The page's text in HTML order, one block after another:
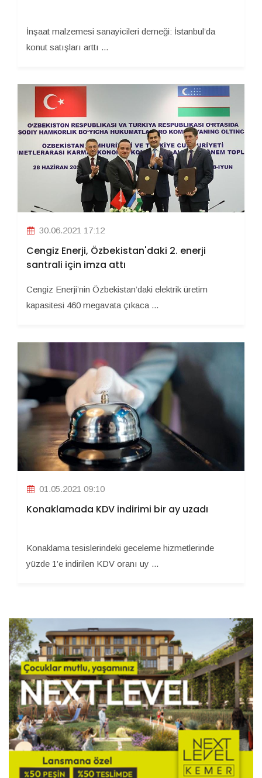
İnşaat malzemesi sanayicileri derneği: İstanbul’da
konut satışları arttı ...
30.06.2021 17:12
Cengiz Enerji, Özbekistan'daki 2. enerji
santrali için imza attı
Cengiz Enerji’nin Özbekistan’daki elektrik üretim
kapasitesi 460 megavata çıkaca ...
01.05.2021 09:10
Konaklamada KDV indirimi bir ay uzadı
Konaklama tesislerindeki geceleme hizmetlerinde
yüzde 1’e indirilen KDV oranı uy ...